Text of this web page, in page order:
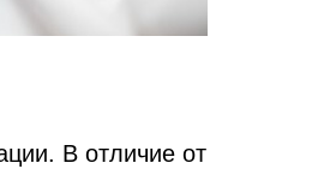
В отличие от